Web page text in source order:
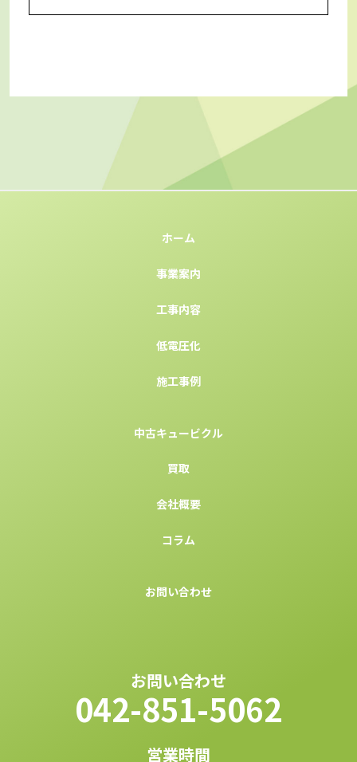
お問い合わせ
042-851-5062
営業時間
ホーム
事業案内
工事内容
低電圧化
施工事例
中古キュービクル
買取
会社概要
コラム
お問い合わせ